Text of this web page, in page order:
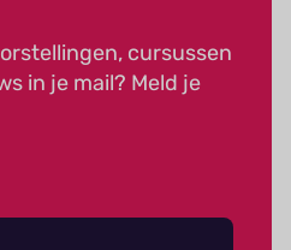
cursussen
in je mail? Meld je